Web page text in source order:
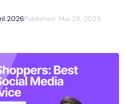
2026Published: Mai 29, 2025